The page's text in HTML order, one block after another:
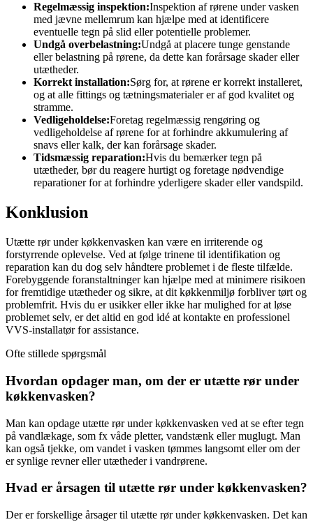
Regelmæssig inspektion:Inspektion af rørene under vasken
med jævne mellemrum kan hjælpe med at identificere
eventuelle tegn på slid eller potentielle problemer.
Undgå overbelastning:Undgå at placere tunge genstande
eller belastning på rørene, da dette kan forårsage skader eller
utætheder.
Korrekt installation:Sørg for, at rørene er korrekt installeret,
og at alle fittings og tætningsmaterialer er af god kvalitet og
stramme.
Vedligeholdelse:Foretag regelmæssig rengøring og
vedligeholdelse af rørene for at forhindre akkumulering af
snavs eller kalk, der kan forårsage skader.
Tidsmæssig reparation:Hvis du bemærker tegn på
utætheder, bør du reagere hurtigt og foretage nødvendige
reparationer for at forhindre yderligere skader eller vandspild.
Konklusion
Utætte rør under køkkenvasken kan være en irriterende og
forstyrrende oplevelse. Ved at følge trinene til identifikation og
reparation kan du dog selv håndtere problemet i de fleste tilfælde.
Forebyggende foranstaltninger kan hjælpe med at minimere risikoen
for fremtidige utætheder og sikre, at dit køkkenmiljø forbliver tørt og
problemfrit. Hvis du er usikker eller ikke har mulighed for at løse
problemet selv, er det altid en god idé at kontakte en professionel
VVS-installatør for assistance.
Ofte stillede spørgsmål
Hvordan opdager man, om der er utætte rør under
køkkenvasken?
Man kan opdage utætte rør under køkkenvasken ved at se efter tegn
på vandlækage, som fx våde pletter, vandstænk eller muglugt. Man
kan også tjekke, om vandet i vasken tømmes langsomt eller om der
er synlige revner eller utætheder i vandrørene.
Hvad er årsagen til utætte rør under køkkenvasken?
Der er forskellige årsager til utætte rør under køkkenvasken. Det kan